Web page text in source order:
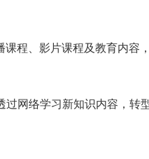
程、影片课程及教育内容
网络学习新知识内容，转